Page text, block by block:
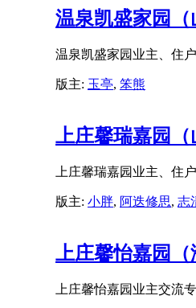
温泉凯盛家园（
温泉凯盛家园业主、住
版主: 玉亭, 笨熊
上庄馨瑞嘉园（
上庄馨瑞嘉园业主、住
版主: 小胖, 阿迭修思, 志
上庄馨怡嘉园（
上庄馨怡嘉园业主交流